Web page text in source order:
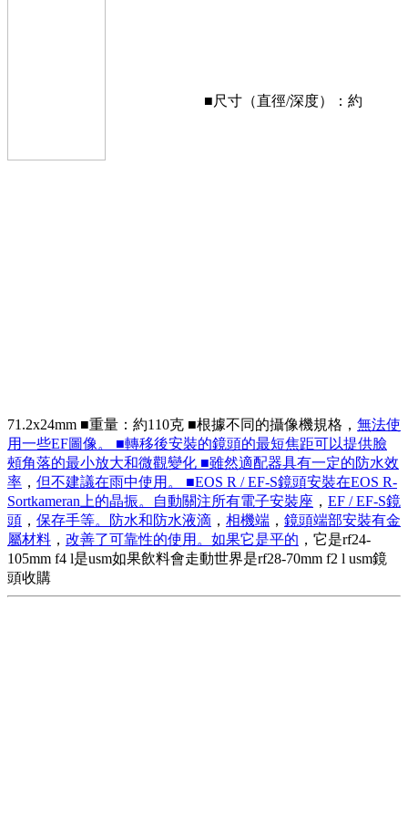
■尺寸（直徑/深度）：約
71.2x24mm ■重量：約110克 ■根據不同的攝像機規格， 無法使
用一些EF圖像。 ■轉移後安裝的鏡頭的最短焦距可以提供臉
頰角落的最小放大和微觀變化 ■雖然適配器具有一定的防水效
率 ， 但不建議在雨中使用。 ■EOS R / EF-S鏡頭安裝在EOS R-
Sortkameran上的晶振。自動關注所有電子安裝座 ， EF / EF-S鏡
頭 ， 保存手等。防水和防水液滴 ， 相機端 ， 鏡頭端部安裝有金
屬材料 ， 改善了可靠性的使用。如果它是平的 ，它是rf24-
105mm f4 l是usm如果飲料會走動世界是rf28-70mm f2 l usm鏡
頭收購